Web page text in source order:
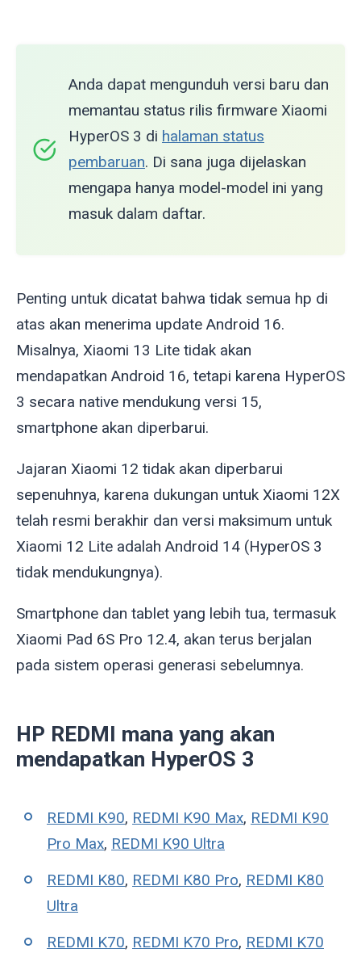
Anda dapat mengunduh versi baru dan
memantau status rilis firmware Xiaomi
HyperOS 3 di halaman status
pembaruan. Di sana juga dijelaskan
mengapa hanya model-model ini yang
masuk dalam daftar.
Penting untuk dicatat bahwa tidak semua hp di
atas akan menerima update Android 16.
Misalnya, Xiaomi 13 Lite tidak akan
mendapatkan Android 16, tetapi karena HyperOS
3 secara native mendukung versi 15,
smartphone akan diperbarui.
Jajaran Xiaomi 12 tidak akan diperbarui
sepenuhnya, karena dukungan untuk Xiaomi 12X
telah resmi berakhir dan versi maksimum untuk
Xiaomi 12 Lite adalah Android 14 (HyperOS 3
tidak mendukungnya).
Smartphone dan tablet yang lebih tua, termasuk
Xiaomi Pad 6S Pro 12.4, akan terus berjalan
pada sistem operasi generasi sebelumnya.
HP REDMI mana yang akan
mendapatkan HyperOS 3
REDMI K90, REDMI K90 Max, REDMI K90
Pro Max, REDMI K90 Ultra
REDMI K80, REDMI K80 Pro, REDMI K80
Ultra
REDMI K70, REDMI K70 Pro, REDMI K70